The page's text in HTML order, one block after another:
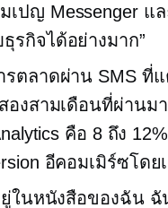
ปญ Messenger แ
รกิจได้อย่างมาก”
รตลาดผ่าน SMS ที่
องสามเดือนที่ผ่านม
คือ 8 ถึง
อีคอมเมิร์ซโดย
ยู่ในหนังสือของฉัน